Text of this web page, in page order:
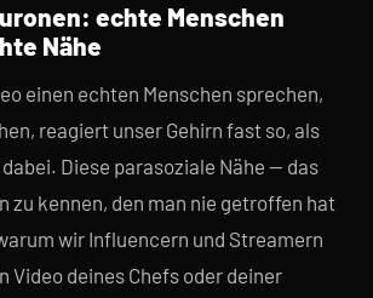
echte Menschen
Nähe
einen echten Menschen sprechen,
reagiert unser Gehirn fast so, als
Diese parasoziale Nähe — das
zu kennen, den man nie getroffen hat
wir Influencern und Streamern
Video deines Chefs oder deiner